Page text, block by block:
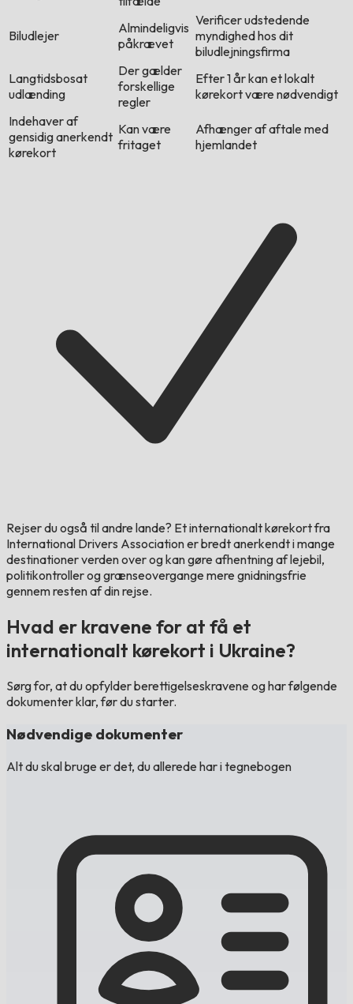
Biludlejer
Almindeligvis
påkrævet
Verificer udstedende
myndighed hos dit
biludlejningsfirma
Langtidsbosat
udlænding
Der gælder
forskellige
regler
Efter 1 år kan et lokalt
kørekort være nødvendigt
Indehaver af
gensidig anerkendt
kørekort
Kan være
fritaget
Afhænger af aftale med
hjemlandet
Rejser du også til andre lande? Et internationalt kørekort fra
International Drivers Association er bredt anerkendt i mange
destinationer verden over og kan gøre afhentning af lejebil,
politikontroller og grænseovergange mere gnidningsfrie
gennem resten af din rejse.
Hvad er kravene for at få et
internationalt kørekort i Ukraine?
Sørg for, at du opfylder berettigelseskravene og har følgende
dokumenter klar, før du starter.
Nødvendige dokumenter
Alt du skal bruge er det, du allerede har i tegnebogen